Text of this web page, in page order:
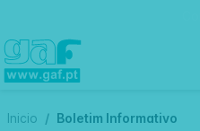
Inicio Boletim Informativo